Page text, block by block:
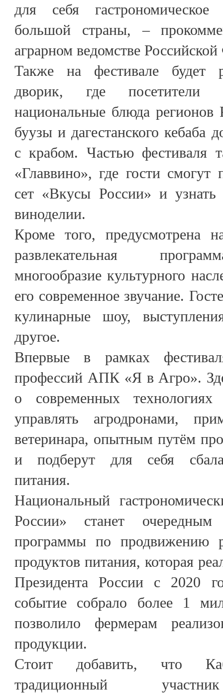
для себя
большой страны, –
аграрном ведомстве
Также на фестивале будет
дворик, где посетители
национальные блюда регионов
буузы и дагестанского кебаба
с крабом. Частью фестиваля
«Главвино», где гости смогут
сет «Вкусы России» и
виноделии.
Кроме того, предусмотрена
развлекательная
многообразие культурного
его современное звучание.
кулинарные шоу,
другое.
Впервые в рамках
профессий АПК «Я в Агро».
о современных
управлять агродронами,
ветеринара, опытным путём
и подберут для себя
питания.
Национальный
России» станет
программы по продвижению
продуктов питания, которая
Президента России с 2020
событие собрало более 1
позволило фермерам
продукции.
Стоит добавить, что
традиционный